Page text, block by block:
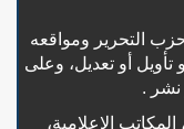
التحرير ومواقعه
تأويل أو تعديل، وعلى
نشر .
الإعلامية،